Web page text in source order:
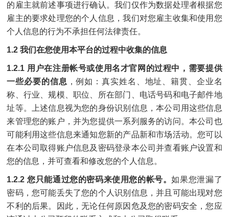
的雇主就前述事项进行确认。我们仅作为数据处理者根据您
雇主的要求处理您的个人信息，我们对您雇主收集和使用您
个人信息的行为不承担任何法律责任。
1.2 我们在您使用本平台的过程中收集的信息
1.2.1 用户在注册帐号或使用名才官网的过程中，需要提供
一些必要的信息 ，例如：真实姓名、地址、籍贯、企业名
称、行业、规模、职位、所在部门、电话号码和电子邮件地
址等。上述信息视为您的身份识别信息，本公司用这些信息
来管理您的账户，并为您提供一系列服务的访问。本公司也
可能利用这些信息来通知您新的产品新和市场活动。您可以
在本公司取得账户信息及密码登录本公司并查看账户设置和
您的信息，并可查看和修改您的个人信息。
1.2.2 您只能通过您的密码来使用您的帐号。如果您泄漏了
密码，您可能丢失了您的个人识别信息，并且可能出现对您
不利的后果。因此，无论任何原因危及您的密码安全，您应